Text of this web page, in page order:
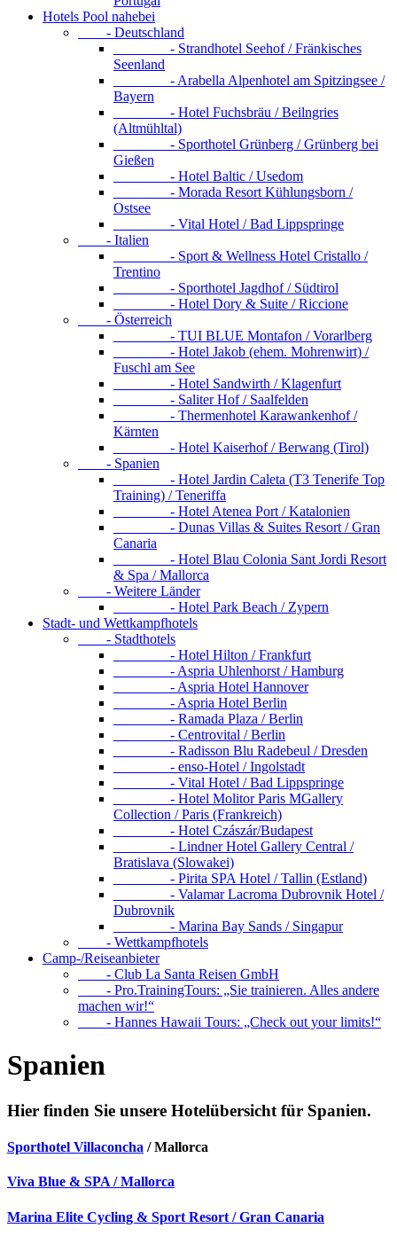
Hotels Pool nahebei
- Deutschland
- Strandhotel Seehof / Fränkisches
Seenland
- Arabella Alpenhotel am Spitzingsee /
Bayern
- Hotel Fuchsbräu / Beilngries
(Altmühltal)
- Sporthotel Grünberg / Grünberg bei
Gießen
- Hotel Baltic / Usedom
- Morada Resort Kühlungsborn /
Ostsee
- Vital Hotel / Bad Lippspringe
- Italien
- Sport & Wellness Hotel Cristallo /
Trentino
- Sporthotel Jagdhof / Südtirol
- Hotel Dory & Suite / Riccione
- Österreich
- TUI BLUE Montafon / Vorarlberg
- Hotel Jakob (ehem. Mohrenwirt) /
Fuschl am See
- Hotel Sandwirth / Klagenfurt
- Saliter Hof / Saalfelden
- Thermenhotel Karawankenhof /
Kärnten
- Hotel Kaiserhof / Berwang (Tirol)
- Spanien
- Hotel Jardin Caleta (T3 Tenerife Top
Training) / Teneriffa
- Hotel Atenea Port / Katalonien
- Dunas Villas & Suites Resort / Gran
Canaria
- Hotel Blau Colonia Sant Jordi Resort
& Spa / Mallorca
- Weitere Länder
- Hotel Park Beach / Zypern
Stadt- und Wettkampfhotels
- Stadthotels
- Hotel Hilton / Frankfurt
- Aspria Uhlenhorst / Hamburg
- Aspria Hotel Hannover
- Aspria Hotel Berlin
- Ramada Plaza / Berlin
- Centrovital / Berlin
- Radisson Blu Radebeul / Dresden
- enso-Hotel / Ingolstadt
- Vital Hotel / Bad Lippspringe
- Hotel Molitor Paris MGallery
Collection / Paris (Frankreich)
- Hotel Czászár/Budapest
- Lindner Hotel Gallery Central /
Bratislava (Slowakei)
- Pirita SPA Hotel / Tallin (Estland)
- Valamar Lacroma Dubrovnik Hotel /
Dubrovnik
- Marina Bay Sands / Singapur
- Wettkampfhotels
Camp-/Reiseanbieter
- Club La Santa Reisen GmbH
- Pro.TrainingTours: „Sie trainieren. Alles andere
machen wir!“
- Hannes Hawaii Tours: „Check out your limits!“
Spanien
Hier finden Sie unsere Hotelübersicht für Spanien.
Sporthotel Villaconcha / Mallorca
Viva Blue & SPA / Mallorca
Marina Elite Cycling & Sport Resort / Gran Canaria